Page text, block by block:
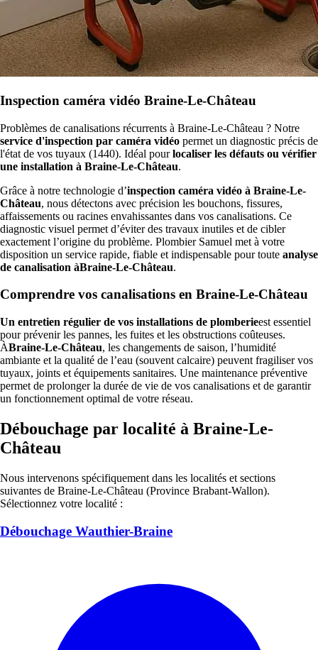
Inspection caméra vidéo Braine-Le-Château
Problèmes de canalisations récurrents à Braine-Le-Château ? Notre
service d'inspection par caméra vidéo permet un diagnostic précis de
l'état de vos tuyaux (1440). Idéal pourlocaliser les défauts ou vérifier
une installation à Braine-Le-Château.
Grâce à notre technologie d’inspection caméra vidéo à Braine-Le-
Château, nous détectons avec précision les bouchons, fissures,
affaissements ou racines envahissantes dans vos canalisations. Ce
diagnostic visuel permet d’éviter des travaux inutiles et de cibler
exactement l’origine du problème. Plombier Samuel met à votre
disposition un service rapide, fiable et indispensable pour toute analyse
de canalisation àBraine-Le-Château.
Comprendre vos canalisations en Braine-Le-Château
Un entretien régulier de vos installations de plomberieest essentiel
pour prévenir les pannes, les fuites et les obstructions coûteuses.
ÀBraine-Le-Château, les changements de saison, l’humidité
ambiante et la qualité de l’eau (souvent calcaire) peuvent fragiliser vos
tuyaux, joints et équipements sanitaires. Une maintenance préventive
permet de prolonger la durée de vie de vos canalisations et de garantir
un fonctionnement optimal de votre réseau.
Débouchage par localité à Braine-Le-
Château
Nous intervenons spécifiquement dans les localités et sections
suivantes de Braine-Le-Château (Province Brabant-Wallon).
Sélectionnez votre localité :
Débouchage Wauthier-Braine